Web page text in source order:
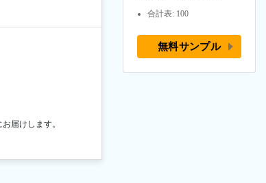
届けします。
合計表: 100
無料サンプル